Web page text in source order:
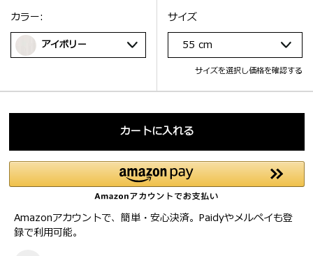
サイズ
選択：
サイズ
55 cm
サイズを選択し価格を確認する
選択：
カラー:
アイボリー
カートに入れる
Amazonアカウントで、簡単・安心決済。Paidyやメルペイも登
録で利用可能。